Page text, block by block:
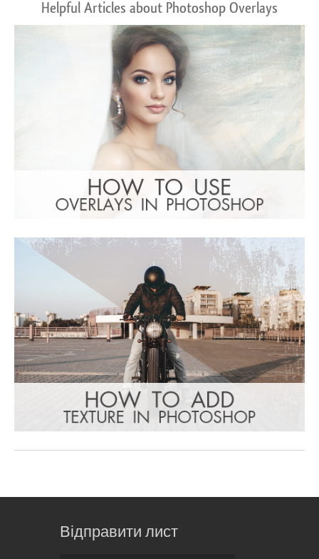
Helpful Articles about Photoshop Overlays
Відправити лист